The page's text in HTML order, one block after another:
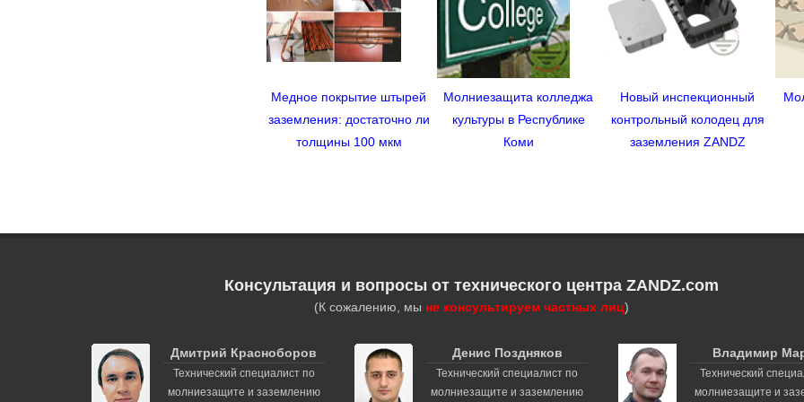
Медное покрытие штырей
заземления: достаточно ли
толщины 100 мкм
Молниезащита колледжа
культуры в Республике
Коми
Новый инспекционный
контрольный колодец для
заземления ZANDZ
Консультация и вопросы от технического центра ZANDZ.com
(К сожалению, мы не консультируем частных лиц)
Дмитрий Красноборов
Технический специалист по
молниезащите и заземлению
Денис Поздняков
Технический специалист по
молниезащите и заземлению
Владимир
Технический
молниезащите и